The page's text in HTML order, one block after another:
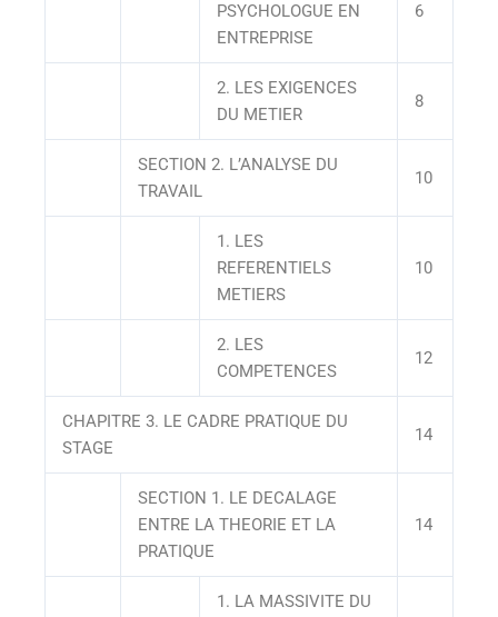
PSYCHOLOGUE EN
ENTREPRISE
6
2. LES EXIGENCES
DU METIER
8
SECTION 2. L’ANALYSE DU
TRAVAIL
10
1. LES
REFERENTIELS
METIERS
10
2. LES
COMPETENCES
12
CHAPITRE 3. LE CADRE PRATIQUE DU
STAGE
14
SECTION 1. LE DECALAGE
ENTRE LA THEORIE ET LA
PRATIQUE
14
1. LA MASSIVITE DU